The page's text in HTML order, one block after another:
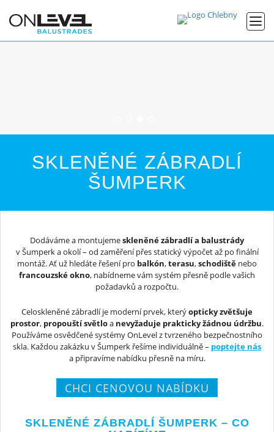
SKLENĚNÉ ZÁBRADLÍ
ŠUMPERK
Dodáváme a montujemeskleněné zábradlí a balustrády
v Šumperk a okolí – od zaměření přes statický výpočet až po finální
montáž. Ať už hledáte řešení pro balkón,terasu,schodiště nebo
francouzské okno, nabídneme vám systém přesně podle vašich
požadavků a rozpočtu.
Celoskleněné zábradlí je moderní prvek, kterýopticky zvětšuje
prostor, propouští světloa nevyžaduje prakticky žádnou údržbu.
Používáme osvědčené systémy OnLevel z tvrzeného bezpečnostního
skla. Každou zakázku v Šumperk řešíme individuálně – poptejte nás
a připravíme nabídku přesně na míru.
CHCI CENOVOU NABÍDKU
SKLENĚNÉ ZÁBRADLÍ ŠUMPERK – CO